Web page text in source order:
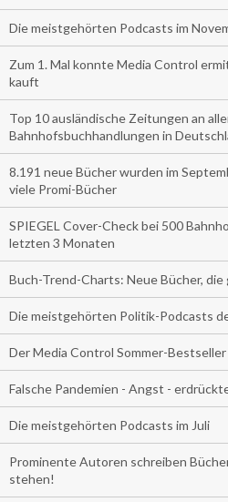
Die meistgehörten Podcasts im
Zum 1. Mal konnte Media Control
kauft
Top 10 ausländische Zeitungen an
Bahnhofsbuchhandlungen in
8.191 neue Bücher wurden im
viele Promi-Bücher
SPIEGEL Cover-Check bei 500
letzten 3 Monaten
Buch-Trend-Charts: Neue Bücher,
Die meistgehörten Politik-Podcasts
Der Media Control Sommer-Bestseller
Falsche Pandemien - Angst -
Die meistgehörten Podcasts im Juli
Prominente Autoren schreiben
stehen!